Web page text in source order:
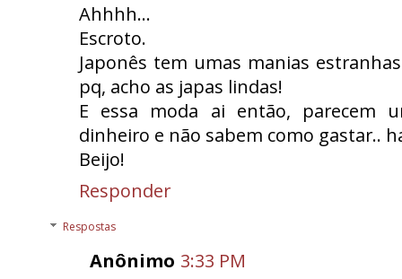
Ahhhh...
Escroto.
Japonês tem umas manias
pq, acho as japas lindas!
E essa moda ai então, parecem
dinheiro e não sabem como gastar..
Beijo!
Responder
Respostas
Anônimo 3:33 PM